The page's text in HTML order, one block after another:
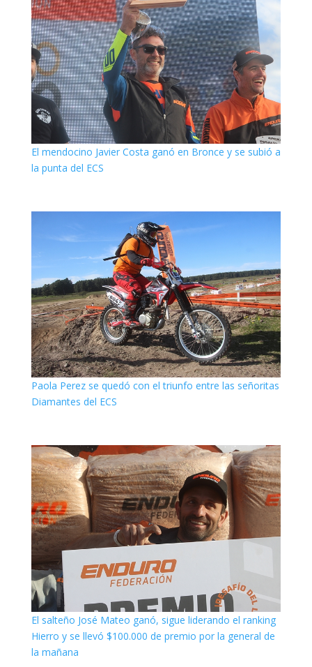
El mendocino Javier Costa ganó en Bronce y se subió a
la punta del ECS
Paola Perez se quedó con el triunfo entre las señoritas
Diamantes del ECS
El salteño José Mateo ganó, sigue liderando el ranking
Hierro y se llevó $100.000 de premio por la general de
la mañana